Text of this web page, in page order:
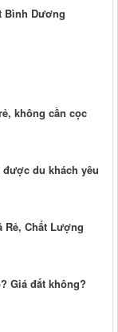
Bình Dương
không cần cọc
du khách yêu
Rẻ, Chất Lượng
Giá đắt không?